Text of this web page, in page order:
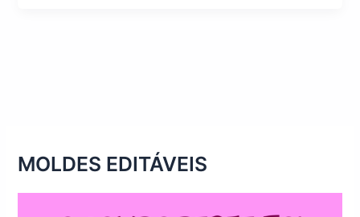
MOLDES EDITÁVEIS